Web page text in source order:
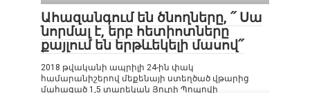
Ահազանգում են ծնողները, ՛՛ Սա
նորմալ է, երբ հետիոտները
քայլում են երթևեկելի մասով՛՛
2018 թվականի ապրիլի 24-ին փակ
համարանիշերով մեքենայի ստեղծած վթարից
մահացած 1,5 տարեկան Յուրի Պոպովի